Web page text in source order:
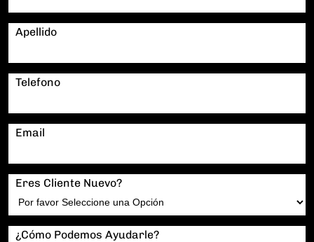
Apellido
Telefono
Email
Eres Cliente Nuevo?
¿Cómo Podemos Ayudarle?